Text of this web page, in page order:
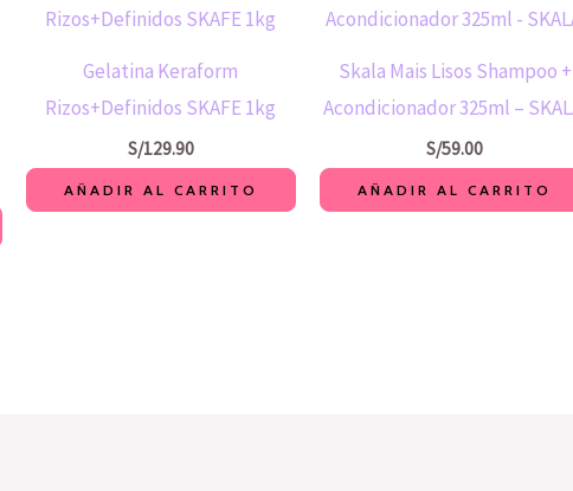
Gelatina Keraform
Rizos+Definidos SKAFE 1kg
S/129.90
AÑADIR AL CARRITO
Skala Mais Lisos Shampoo +
Acondicionador 325ml –
S/59.00
AÑADIR AL CARRITO